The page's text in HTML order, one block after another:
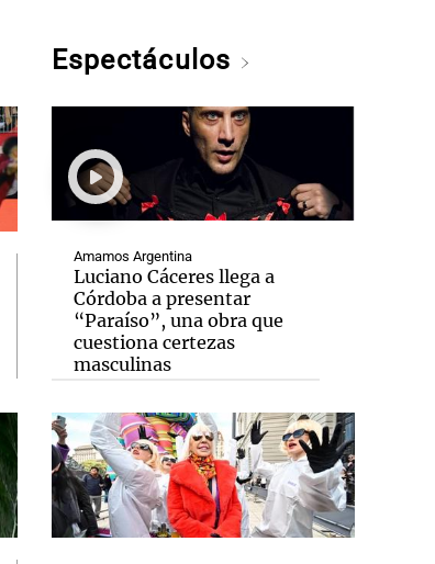
Espectáculos
Amamos Argentina
Luciano Cáceres llega a
Córdoba a presentar
“Paraíso”, una obra que
cuestiona certezas
masculinas